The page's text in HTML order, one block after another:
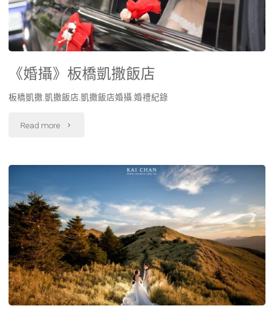
《婚攝》板橋凱撒飯店
板橋凱撒,凱撒飯店,凱撒飯店婚攝,婚禮紀錄
Read more